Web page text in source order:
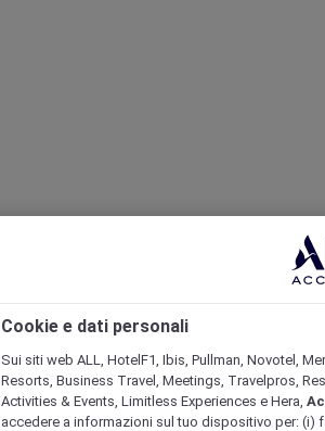
Cookie e dati personali
Sui siti web ALL, HotelF1, Ibis, Pullman, Novotel,
Resorts, Business Travel, Meetings, Travelpros,
Activities & Events, Limitless Experiences e Hera,
accedere a informazioni sul tuo dispositivo per: (i)